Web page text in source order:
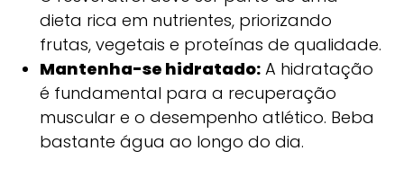
dieta rica em nutrientes, priorizando
frutas, vegetais e proteínas de qualidade.
Mantenha-se hidratado:A hidratação
é fundamental para a recuperação
muscular e o desempenho atlético. Beba
bastante água ao longo do dia.